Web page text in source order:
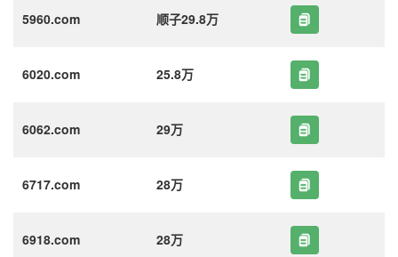
5960.com 顺子29.8万
6020.com 25.8万
6062.com 29万
6717.com 28万
6918.com 28万